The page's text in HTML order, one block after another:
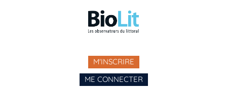
M'INSCRIRE
ME CONNECTER